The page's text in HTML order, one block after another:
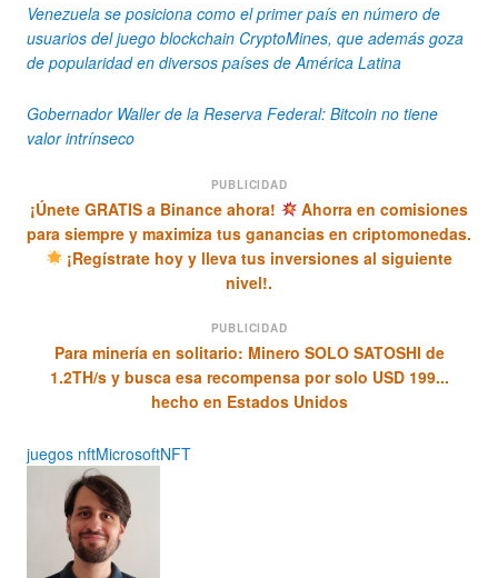
Venezuela se posiciona como el primer país en número de
usuarios del juego blockchain CryptoMines, que además goza
de popularidad en diversos países de América Latina
Gobernador Waller de la Reserva Federal: Bitcoin no tiene
valor intrínseco
PUBLICIDAD
¡Únete GRATIS a Binance ahora!
Ahorra en comisiones
para siempre y maximiza tus ganancias en criptomonedas.
¡Regístrate hoy y lleva tus inversiones al siguiente
nivel!.
PUBLICIDAD
Para minería en solitario: Minero SOLO SATOSHI de
1.2TH/s y busca esa recompensa por solo USD 199...
hecho en Estados Unidos
juegos nftMicrosoftNFT